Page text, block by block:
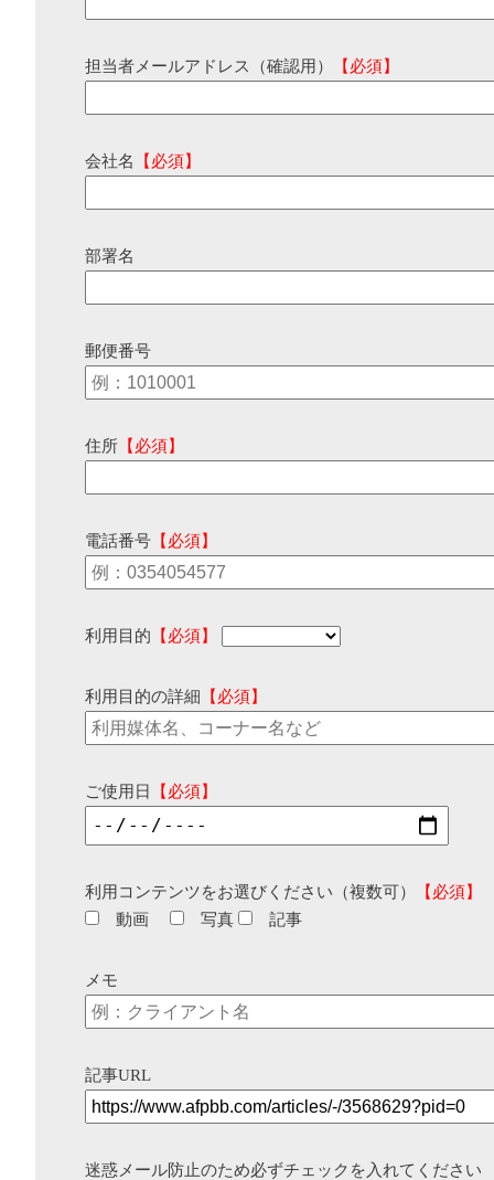
担当者メールアドレス（確認用） 【必須】
会社名 【必須】
部署名
郵便番号
住所 【必須】
電話番号 【必須】
利用目的 【必須】
利用目的の詳細 【必須】
ご使用日 【必須】
利用コンテンツをお選びください（複数可）
【必須】
動画
写真 記事
メモ
記事URL
迷惑メール防止のため必ずチェックを入れてください